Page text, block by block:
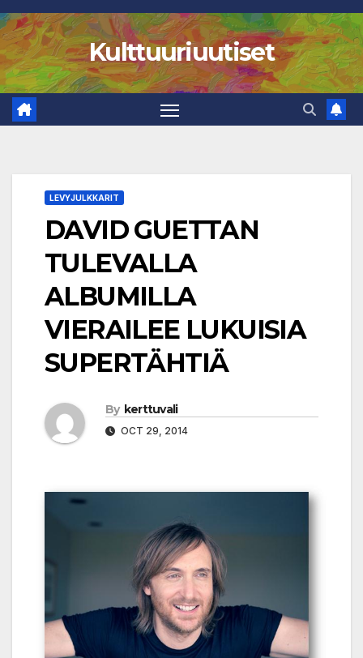
Skip
to
content
Kulttuuriuutiset
LEVYJULKKARIT
DAVID GUETTAN
TULEVALLA
ALBUMILLA
VIERAILEE LUKUISIA
SUPERTÄHTIÄ
By kerttuvali
OCT 29, 2014